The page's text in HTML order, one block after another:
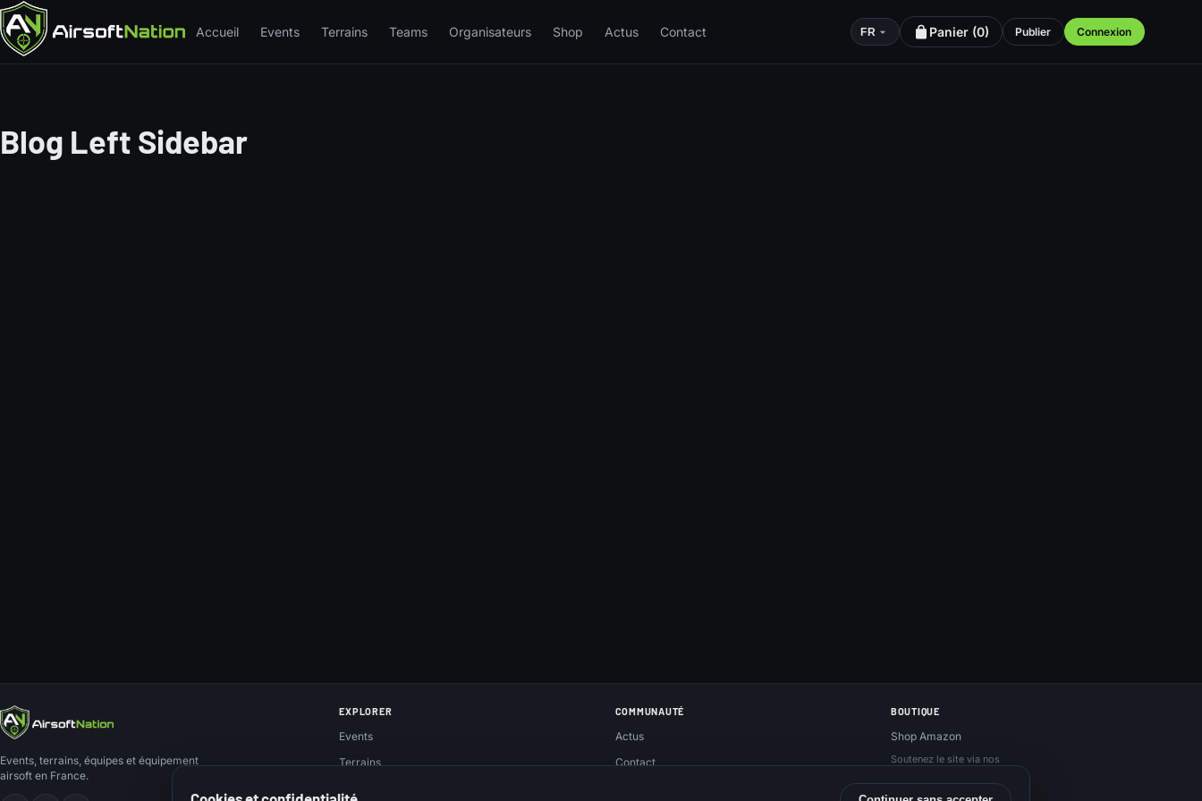
Accueil Events Terrains Teams Organisateurs Shop Actus Contact FR Panier (0) Publier Connexion
Blog Left Sidebar
Events, terrains, équipes et équipement
airsoft en France.
EXPLORER
Events
Terrains
COMMUNAUTÉ
Actus
Contact
BOUTIQUE
Shop Amazon
Soutenez le site via nos
surcoût.